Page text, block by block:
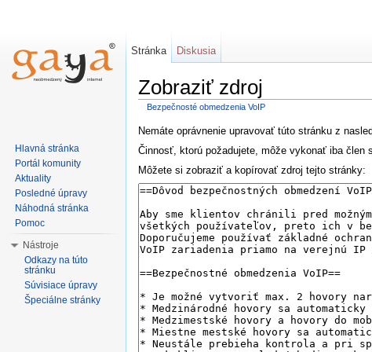
Zobraziť zdroj
Bezpečnosté obmedzenia VoIP
Nemáte oprávnenie upravovať túto stránku z
Činnosť, ktorú požadujete, môže vykonať iba člen
Môžete si zobraziť a kopírovať zdroj tejto stránky:
Stránka Diskusia
Hlavná stránka
Portál komunity
Aktuality
Posledné úpravy
Náhodná stránka
Pomoc
Nástroje
Odkazy na túto
stránku
Súvisiace úpravy
Špeciálne stránky